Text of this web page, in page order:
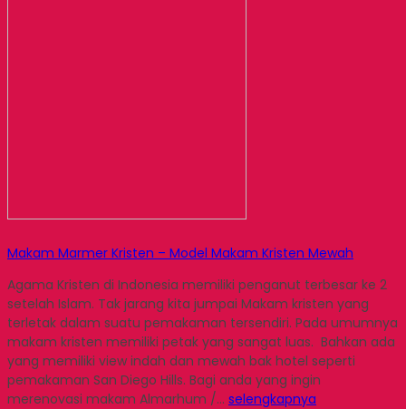
Makam Marmer Kristen – Model Makam Kristen Mewah
Agama Kristen di Indonesia memiliki penganut terbesar ke 2
setelah Islam. Tak jarang kita jumpai Makam kristen yang
terletak dalam suatu pemakaman tersendiri. Pada umumnya
makam kristen memiliki petak yang sangat luas. Bahkan ada
yang memiliki view indah dan mewah bak hotel seperti
pemakaman San Diego Hills. Bagi anda yang ingin
merenovasi makam Almarhum /… selengkapnya